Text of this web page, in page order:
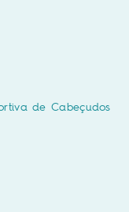
de Cabeçudos